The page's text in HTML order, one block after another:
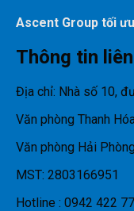
Ascent Group tối
Thông tin
Địa chỉ: Nhà số 10,
Văn phòng Thanh
Văn phòng Hải
MST: 2803166951
Hotline : 0942 422